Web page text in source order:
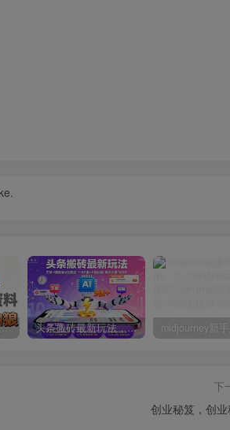
育儿教学教培新玩法，AI生成教学视频，市场大，操作简单，变现天花板非常高 头条搬砖最新玩法，文章+视频用AI全搞定，一天5张+不是问题，每天只需10分钟
下
创业秘笈，创业